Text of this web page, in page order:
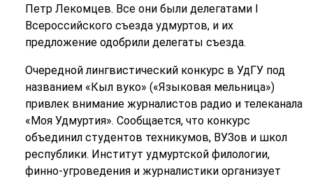
Петр Лекомцев. Все они были делегатами I
Всероссийского съезда удмуртов, и их
предложение одобрили делегаты съезда.
Очередной лингвистический конкурс в УдГУ под
названием «Кыл вуко» («Языковая мельница»)
привлек внимание журналистов радио и телеканала
«Моя Удмуртия». Сообщается, что конкурс
объединил студентов техникумов, ВУЗов и школ
республики. Институт удмуртской филологии,
финно-угроведения и журналистики организует